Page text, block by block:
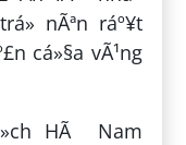
nÃªn ráº¥t
cá»§a vÃ¹ng
HÃ Nam